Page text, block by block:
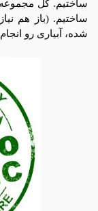
ساختیم. (باز هم
شده، آبیاری رو